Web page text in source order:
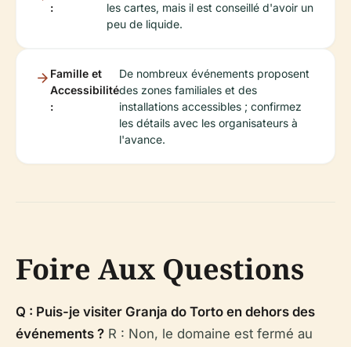
:
les cartes, mais il est conseillé d'avoir un
peu de liquide.
Famille et
Accessibilité
:
De nombreux événements proposent
des zones familiales et des
installations accessibles ; confirmez
les détails avec les organisateurs à
l'avance.
Foire Aux Questions
Q : Puis-je visiter Granja do Torto en dehors des
événements ? R : Non, le domaine est fermé au